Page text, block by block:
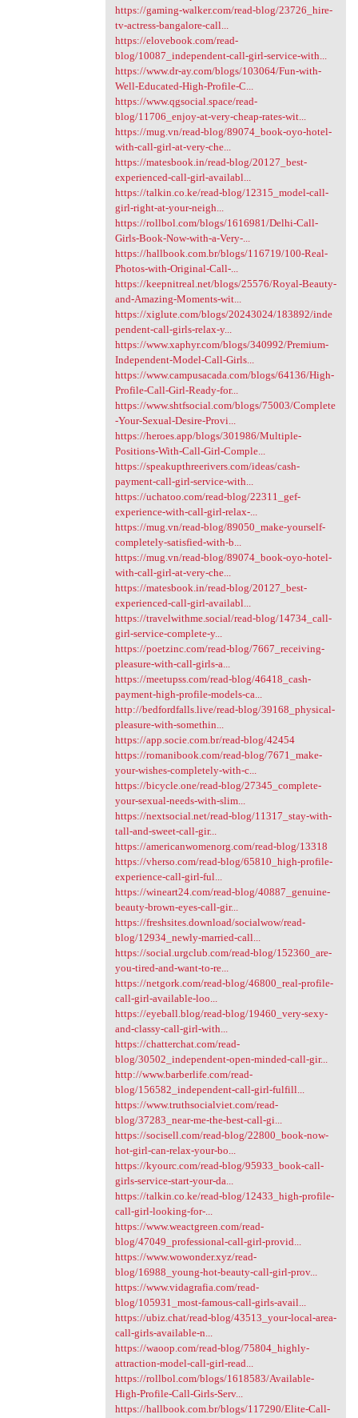
https://gaming-walker.com/read-blog/23726_hire-
tv-actress-bangalore-call...
https://elovebook.com/read-
blog/10087_independent-call-girl-service-with...
https://www.dr-ay.com/blogs/103064/Fun-with-
Well-Educated-High-Profile-C...
https://www.qgsocial.space/read-
blog/11706_enjoy-at-very-cheap-rates-wit...
https://mug.vn/read-blog/89074_book-oyo-hotel-
with-call-girl-at-very-che...
https://matesbook.in/read-blog/20127_best-
experienced-call-girl-availabl...
https://talkin.co.ke/read-blog/12315_model-call-
girl-right-at-your-neigh...
https://rollbol.com/blogs/1616981/Delhi-Call-
Girls-Book-Now-with-a-Very-...
https://hallbook.com.br/blogs/116719/100-Real-
Photos-with-Original-Call-...
https://keepnitreal.net/blogs/25576/Royal-Beauty-
and-Amazing-Moments-wit...
https://xiglute.com/blogs/20243024/183892/inde
pendent-call-girls-relax-y...
https://www.xaphyr.com/blogs/340992/Premium-
Independent-Model-Call-Girls...
https://www.campusacada.com/blogs/64136/High-
Profile-Call-Girl-Ready-for...
https://www.shtfsocial.com/blogs/75003/Complete
-Your-Sexual-Desire-Provi...
https://heroes.app/blogs/301986/Multiple-
Positions-With-Call-Girl-Comple...
https://speakupthreerivers.com/ideas/cash-
payment-call-girl-service-with...
https://uchatoo.com/read-blog/22311_gef-
experience-with-call-girl-relax-...
https://mug.vn/read-blog/89050_make-yourself-
completely-satisfied-with-b...
https://mug.vn/read-blog/89074_book-oyo-hotel-
with-call-girl-at-very-che...
https://matesbook.in/read-blog/20127_best-
experienced-call-girl-availabl...
https://travelwithme.social/read-blog/14734_call-
girl-service-complete-y...
https://poetzinc.com/read-blog/7667_receiving-
pleasure-with-call-girls-a...
https://meetupss.com/read-blog/46418_cash-
payment-high-profile-models-ca...
http://bedfordfalls.live/read-blog/39168_physical-
pleasure-with-somethin...
https://app.socie.com.br/read-blog/42454
https://romanibook.com/read-blog/7671_make-
your-wishes-completely-with-c...
https://bicycle.one/read-blog/27345_complete-
your-sexual-needs-with-slim...
https://nextsocial.net/read-blog/11317_stay-with-
tall-and-sweet-call-gir...
https://americanwomenorg.com/read-blog/13318
https://vherso.com/read-blog/65810_high-profile-
experience-call-girl-ful...
https://wineart24.com/read-blog/40887_genuine-
beauty-brown-eyes-call-gir...
https://freshsites.download/socialwow/read-
blog/12934_newly-married-call...
https://social.urgclub.com/read-blog/152360_are-
you-tired-and-want-to-re...
https://netgork.com/read-blog/46800_real-profile-
call-girl-available-loo...
https://eyeball.blog/read-blog/19460_very-sexy-
and-classy-call-girl-with...
https://chatterchat.com/read-
blog/30502_independent-open-minded-call-gir...
http://www.barberlife.com/read-
blog/156582_independent-call-girl-fulfill...
https://www.truthsocialviet.com/read-
blog/37283_near-me-the-best-call-gi...
https://socisell.com/read-blog/22800_book-now-
hot-girl-can-relax-your-bo...
https://kyourc.com/read-blog/95933_book-call-
girls-service-start-your-da...
https://talkin.co.ke/read-blog/12433_high-profile-
call-girl-looking-for-...
https://www.weactgreen.com/read-
blog/47049_professional-call-girl-provid...
https://www.wowonder.xyz/read-
blog/16988_young-hot-beauty-call-girl-prov...
https://www.vidagrafia.com/read-
blog/105931_most-famous-call-girls-avail...
https://ubiz.chat/read-blog/43513_your-local-area-
call-girls-available-n...
https://waoop.com/read-blog/75804_highly-
attraction-model-call-girl-read...
https://rollbol.com/blogs/1618583/Available-
High-Profile-Call-Girls-Serv...
https://hallbook.com.br/blogs/117290/Elite-Call-